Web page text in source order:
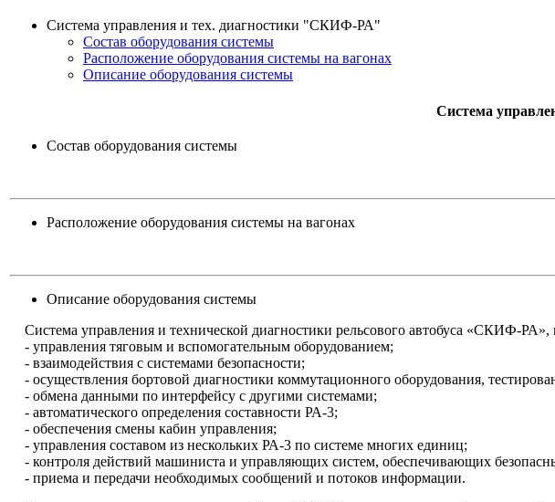
Система управления и тех. диагностики "СКИФ-РА"
Состав оборудования системы
Расположение оборудования системы на вагонах
Описание оборудования системы
Система
Состав оборудования системы
Расположение оборудования системы на вагонах
Описание оборудования системы
Система управления и технической диагностики рельсового автобуса «СКИФ-РА»,
- управления тяговым и вспомогательным оборудованием;
- взаимодействия с системами безопасности;
- осуществления бортовой диагностики коммутационного оборудования,
- обмена данными по интерфейсу с другими системами;
- автоматического определения составности РА-3;
- обеспечения смены кабин управления;
- управления составом из нескольких РА-3 по системе многих единиц;
- контроля действий машиниста и управляющих систем, обеспечивающих
- приема и передачи необходимых сообщений и потоков информации.